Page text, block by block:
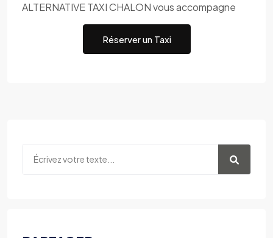
ALTERNATIVE TAXI CHALON vous accompagne
Réserver un Taxi